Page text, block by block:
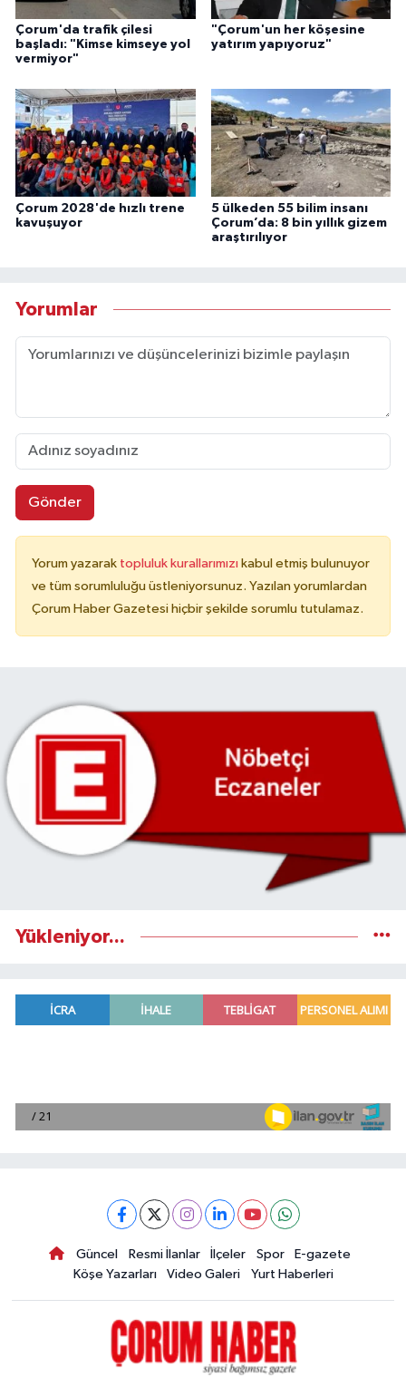
Çorum'da trafik çilesi
başladı: "Kimse kimseye yol
vermiyor"
"Çorum'un her köşesine
yatırım yapıyoruz"
Çorum 2028'de hızlı trene
kavuşuyor
5 ülkeden 55 bilim insanı
Çorum’da: 8 bin yıllık gizem
araştırılıyor
Yorumlar
Gönder
Yorum yazarak topluluk kurallarımızı kabul etmiş bulunuyor
ve tüm sorumluluğu üstleniyorsunuz. Yazılan yorumlardan
Çorum Haber Gazetesi hiçbir şekilde sorumlu tutulamaz.
Yükleniyor...
Güncel Resmi İlanlar İlçeler Spor
E-gazete
Köşe Yazarları
Video Galeri Yurt Haberleri